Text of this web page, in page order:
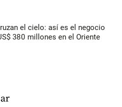
el cielo: así es el negocio
380 millones en el Oriente